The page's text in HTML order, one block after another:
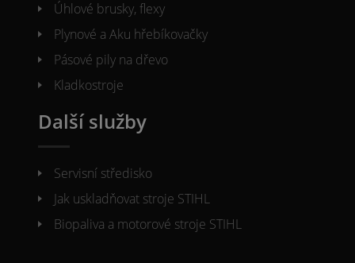
Úhlové brusky, flexy
Plynové a Aku hřebíkovačky
Pásové pily na dřevo
Kladkostroje
Další služby
Servisní středisko
Jak uskladňovat stroje STIHL
Biopaliva a motorové stroje STIHL